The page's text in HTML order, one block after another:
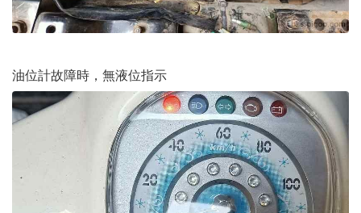
油位計故障時，無液位指示